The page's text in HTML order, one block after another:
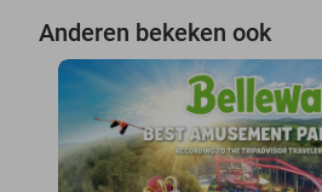
Anderen bekeken ook